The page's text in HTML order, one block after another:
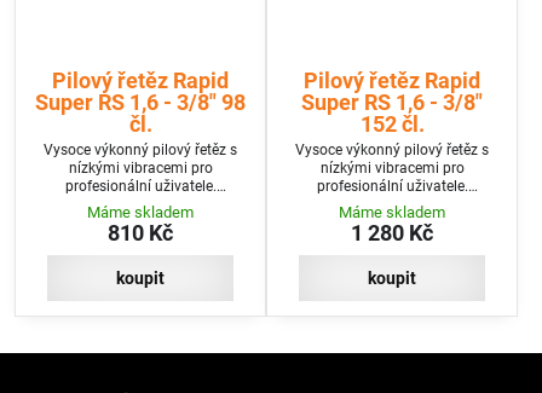
Pilový řetěz Rapid
Super RS 1,6 - 3/8" 98
čl.
Vysoce výkonný pilový řetěz s
nízkými vibracemi pro
profesionální uživatele.
Mimořádně vysoká účinnost při
zápichu a vysoký řezný výkon při
nízkém sklonu k vibracím.
Máme skladem
810 Kč
koupit
Pilový řetěz Rapid
Super RS 1,6 - 3/8"
152 čl.
Vysoce výkonný pilový řetěz s
nízkými vibracemi pro
profesionální uživatele.
Mimořádně vysoká účinnost při
zápichu a vysoký řezný výkon při
nízkém sklonu k vibracím.
Máme skladem
1 280 Kč
koupit